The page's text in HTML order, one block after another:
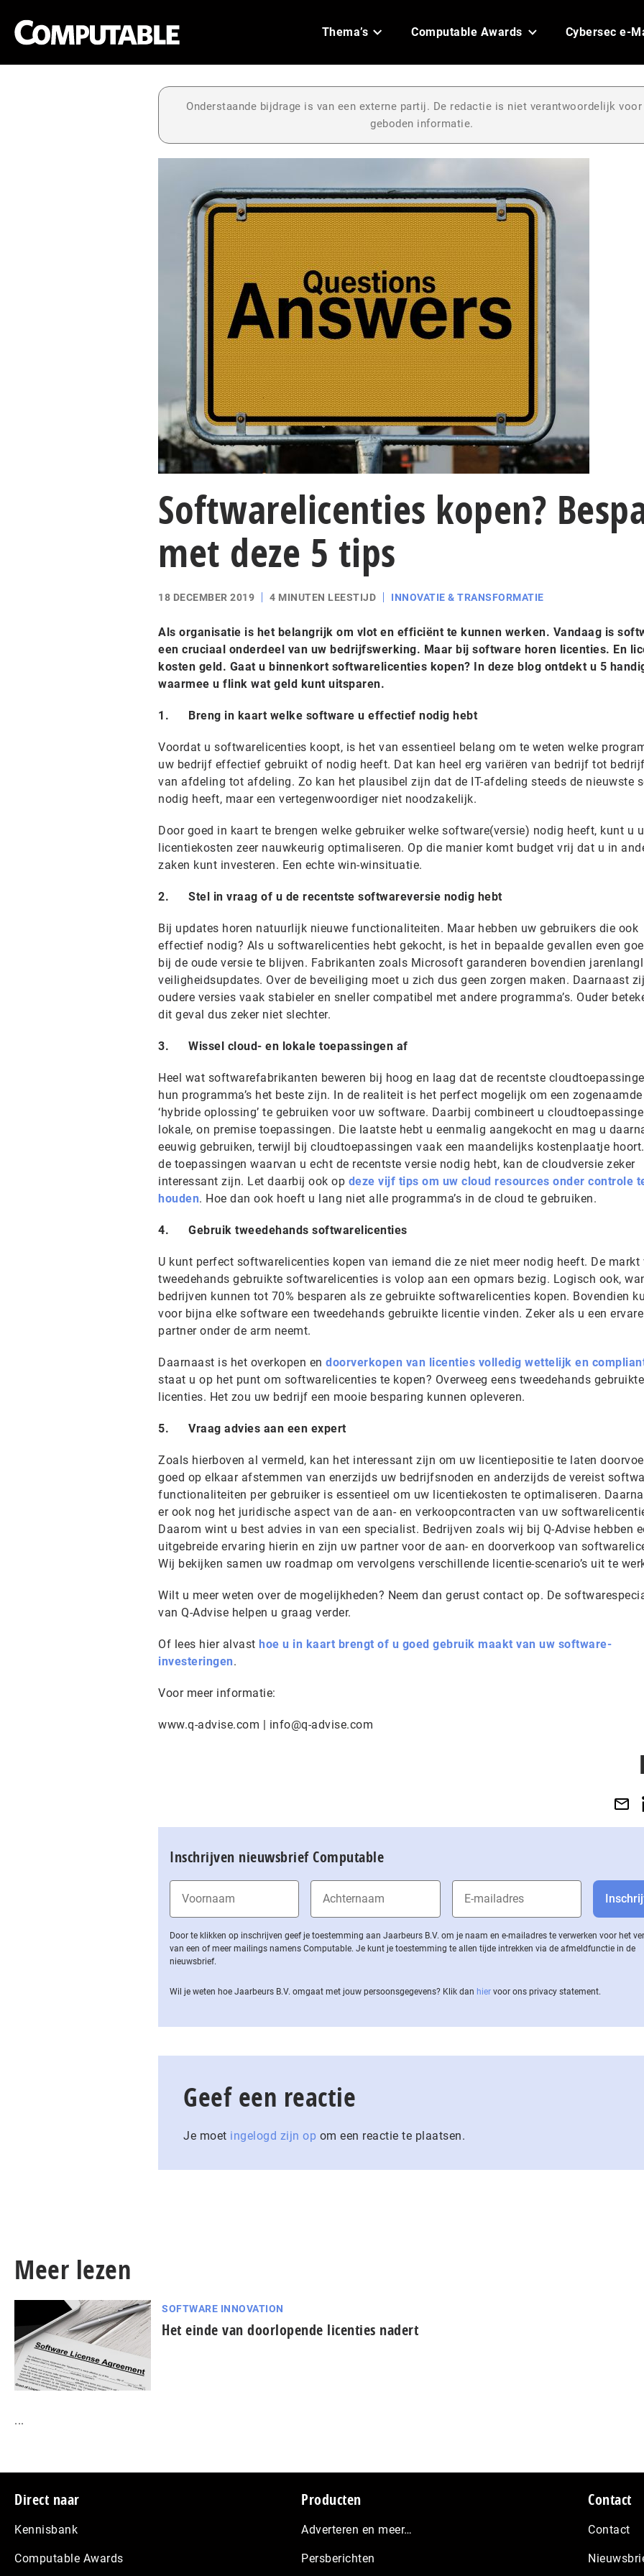
Thema’s Computable Awards Cybersec e-
Onderstaande bijdrage is van een externe partij. De redactie is niet verantwoordelijk voor
geboden informatie.
Softwarelicenties kopen?
met deze 5 tips
18 DECEMBER 2019 4 MINUTEN LEESTIJD INNOVATIE & TRANSFORMATIE
Als organisatie is het belangrijk om vlot en efficiënt te kunnen werken. Vandaag is
een cruciaal onderdeel van uw bedrijfswerking. Maar bij software horen licenties. En
kosten geld. Gaat u binnenkort softwarelicenties kopen? In deze blog ontdekt u 5
waarmee u flink wat geld kunt uitsparen.
1. Breng in kaart welke software u effectief nodig hebt
Voordat u softwarelicenties koopt, is het van essentieel belang om te weten welke
uw bedrijf effectief gebruikt of nodig heeft. Dat kan heel erg variëren van bedrijf tot
van afdeling tot afdeling. Zo kan het plausibel zijn dat de IT-afdeling steeds de nieuwste
nodig heeft, maar een vertegenwoordiger niet noodzakelijk.
Door goed in kaart te brengen welke gebruiker welke software(versie) nodig heeft, kunt u
licentiekosten zeer nauwkeurig optimaliseren. Op die manier komt budget vrij dat u in
zaken kunt investeren. Een echte win-winsituatie.
2. Stel in vraag of u de recentste softwareversie nodig hebt
Bij updates horen natuurlijk nieuwe functionaliteiten. Maar hebben uw gebruikers die ook
effectief nodig? Als u softwarelicenties hebt gekocht, is het in bepaalde gevallen even
bij de oude versie te blijven. Fabrikanten zoals Microsoft garanderen bovendien
veiligheidsupdates. Over de beveiliging moet u zich dus geen zorgen maken. Daarnaast
oudere versies vaak stabieler en sneller compatibel met andere programma’s. Ouder
dit geval dus zeker niet slechter.
3. Wissel cloud- en lokale toepassingen af
Heel wat softwarefabrikanten beweren bij hoog en laag dat de recentste
hun programma’s het beste zijn. In de realiteit is het perfect mogelijk om een zogenaamde
‘hybride oplossing’ te gebruiken voor uw software. Daarbij combineert u
lokale, on premise toepassingen. Die laatste hebt u eenmalig aangekocht en mag u
eeuwig gebruiken, terwijl bij cloudtoepassingen vaak een maandelijks kostenplaatje
de toepassingen waarvan u echt de recentste versie nodig hebt, kan de cloudversie zeker
interessant zijn. Let daarbij ook op deze vijf tips om uw cloud resources onder controle
houden. Hoe dan ook hoeft u lang niet alle programma’s in de cloud te gebruiken.
4. Gebruik tweedehands softwarelicenties
U kunt perfect softwarelicenties kopen van iemand die ze niet meer nodig heeft. De markt
tweedehands gebruikte softwarelicenties is volop aan een opmars bezig. Logisch ook,
bedrijven kunnen tot 70% besparen als ze gebruikte softwarelicenties kopen. Bovendien
voor bijna elke software een tweedehands gebruikte licentie vinden. Zeker als u een
partner onder de arm neemt.
Daarnaast is het overkopen en doorverkopen van licenties volledig wettelijk en
staat u op het punt om softwarelicenties te kopen? Overweeg eens tweedehands gebruikte
licenties. Het zou uw bedrijf een mooie besparing kunnen opleveren.
5. Vraag advies aan een expert
Zoals hierboven al vermeld, kan het interessant zijn om uw licentiepositie te laten
goed op elkaar afstemmen van enerzijds uw bedrijfsnoden en anderzijds de vereist
functionaliteiten per gebruiker is essentieel om uw licentiekosten te optimaliseren.
er ook nog het juridische aspect van de aan- en verkoopcontracten van uw
Daarom wint u best advies in van een specialist. Bedrijven zoals wij bij Q-Advise hebben
uitgebreide ervaring hierin en zijn uw partner voor de aan- en doorverkoop van
Wij bekijken samen uw roadmap om vervolgens verschillende licentie-scenario’s uit te
Wilt u meer weten over de mogelijkheden? Neem dan gerust contact op. De
van Q-Advise helpen u graag verder.
Of lees hier alvast hoe u in kaart brengt of u goed gebruik maakt van uw software-
investeringen.
Voor meer informatie:
www.q-advise.com | info@q-advise.com
Inschrijven nieuwsbrief Computable
Door te klikken op inschrijven geef je toestemming aan Jaarbeurs B.V. om je naam en e-mailadres te verwerken voor het
van een of meer mailings namens Computable. Je kunt je toestemming te allen tijde intrekken via de af­meld­func­tie in de
nieuwsbrief.
Wil je weten hoe Jaarbeurs B.V. omgaat met jouw per­soons­ge­ge­vens? Klik dan hier voor ons privacy statement.
Geef een reactie
Je moet ingelogd zijn op om een reactie te plaatsen.
Meer lezen
SOFTWARE INNOVATION
Het einde van doorlopende licenties nadert
...
Footer
Direct naar
Kennisbank
Computable Awards
Producten
Adverteren en meer…
Persberichten
Contact
Contact